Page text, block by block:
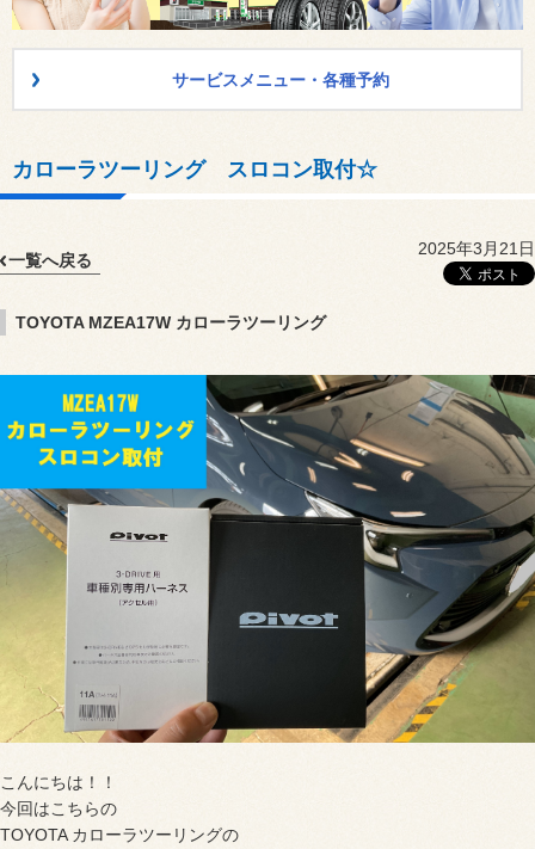
サービスメニュー・各種予約
カローラツーリング スロコン取付☆
一覧へ戻る
2025年3月21日
TOYOTA MZEA17W カローラツーリング
こんにちは！！
今回はこちらの
TOYOTA カローラツーリングの